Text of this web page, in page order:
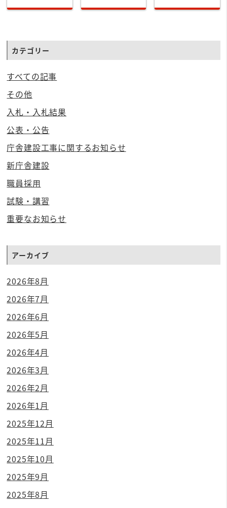
カテゴリー
すべての記事
その他
入札・入札結果
公表・公告
庁舎建設工事に関するお知らせ
新庁舎建設
職員採用
試験・講習
重要なお知らせ
アーカイブ
2026年8月
2026年7月
2026年6月
2026年5月
2026年4月
2026年3月
2026年2月
2026年1月
2025年12月
2025年11月
2025年10月
2025年9月
2025年8月